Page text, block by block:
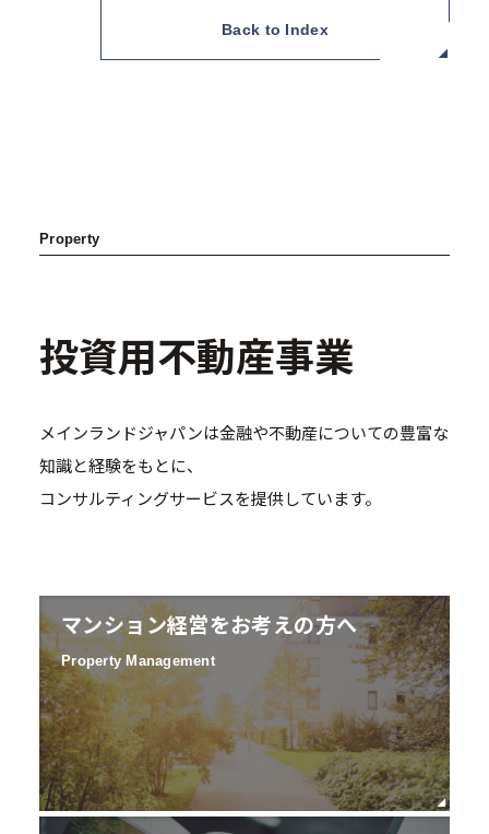
Back to Index
Property
投資用不動産事業
メインランドジャパンは金融や不動産についての豊富な
知識と経験をもとに、
コンサルティングサービスを提供しています。
マンション経営をお考えの方へ
Property Management